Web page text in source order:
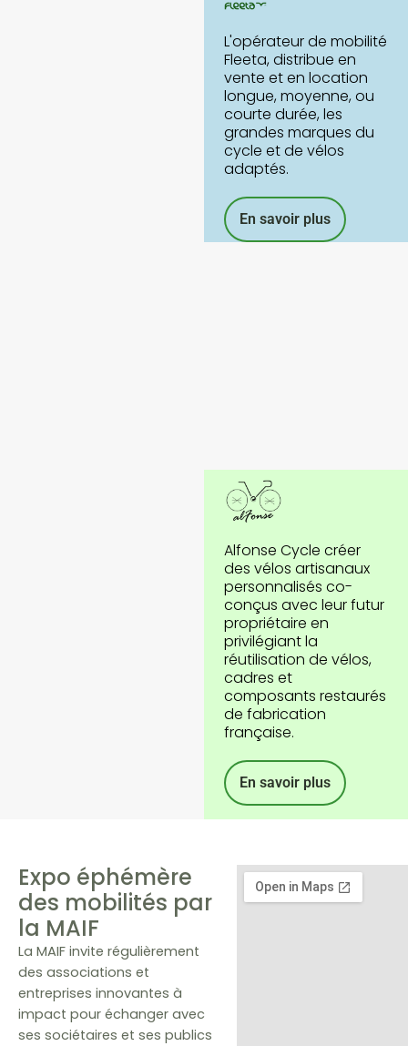
L'opérateur de mobilité
Fleeta, distribue en
vente et en location
longue, moyenne, ou
courte durée, les
grandes marques du
cycle et de vélos
adaptés.
En savoir plus
Alfonse Cycle créer
des vélos artisanaux
personnalisés co-
conçus avec leur futur
propriétaire en
privilégiant la
réutilisation de vélos,
cadres et
composants restaurés
de fabrication
française.
En savoir plus
Expo éphémère
des mobilités par
la MAIF
La MAIF invite régulièrement
des associations et
entreprises innovantes à
impact pour échanger avec
ses sociétaires et ses publics